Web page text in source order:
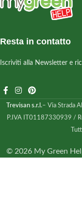
Resta in contatto
Iscriviti alla Newsletter e
Trevisan s.r.l.– Via Strada
P.IVA IT01187330939 /
© 2026 My Green